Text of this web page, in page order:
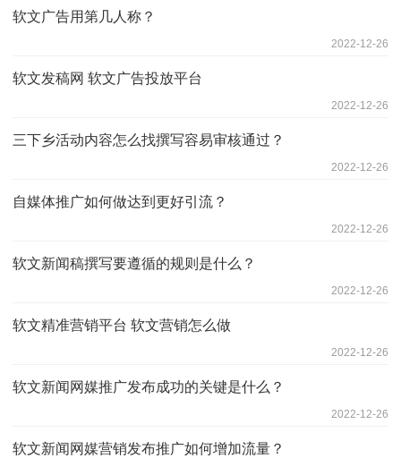
软文广告用第几人称？
2022-12-26
软文发稿网 软文广告投放平台
2022-12-26
三下乡活动内容怎么找撰写容易审核通过？
2022-12-26
自媒体推广如何做达到更好引流？
2022-12-26
软文新闻稿撰写要遵循的规则是什么？
2022-12-26
软文精准营销平台 软文营销怎么做
2022-12-26
软文新闻网媒推广发布成功的关键是什么？
2022-12-26
软文新闻网媒营销发布推广如何增加流量？